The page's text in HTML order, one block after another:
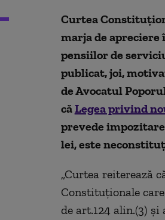
Curtea
marja de
pensiilor de
publicat, joi,
de Avocatul
căLegea privind
prevede
lei, este
„Curtea reiterează
Constituţionale
de art.124 alin.(3)